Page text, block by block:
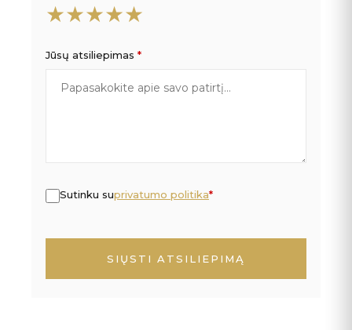
★
★
★
★
★
Jūsų atsiliepimas *
Sutinku suprivatumo politika*
SIŲSTI ATSILIEPIMĄ